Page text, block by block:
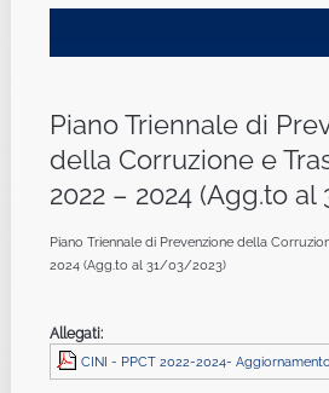
Piano Triennale di
della Corruzione e
2022 – 2024 (Agg.to
Piano Triennale di Prevenzione della
2024 (Agg.to al 31/03/2023)
Allegati:
CINI - PPCT 2022-2024-